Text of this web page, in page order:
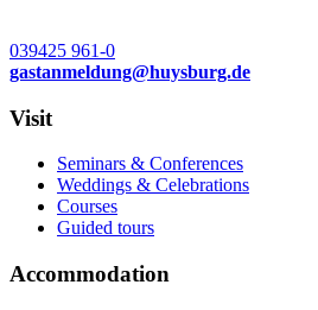
039425 961-0
gastanmeldung@huysburg.de
Visit
Seminars & Conferences
Weddings & Celebrations
Courses
Guided tours
Accommodation